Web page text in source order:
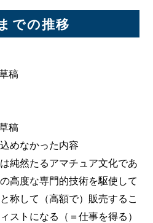
での推移
稿
稿
めなかった内容
純然たるアマチュア文化であ
高度な専門的技術を駆使して
称して（高額で）販売するこ
ストになる（＝仕事を得る）